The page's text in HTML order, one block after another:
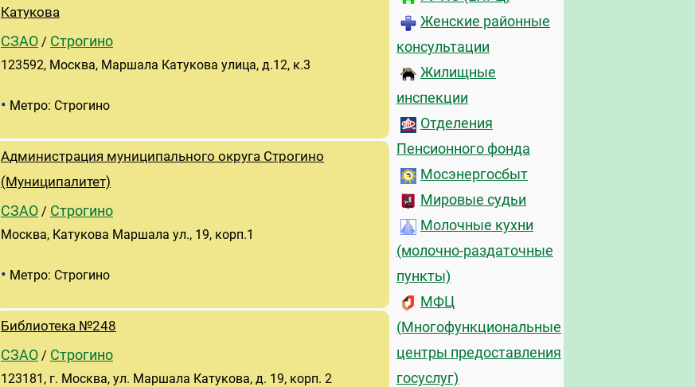
Катукова
СЗАО / Строгино
123592, Москва, Маршала Катукова улица, д.12, к.3
• Метро: Строгино
Администрация муниципального округа Строгино
(Муниципалитет)
СЗАО / Строгино
Москва, Катукова Маршала ул., 19, корп.1
• Метро: Строгино
Библиотека №248
СЗАО / Строгино
123181, г. Москва, ул. Маршала Катукова, д. 19, корп. 2
Женские районные
консультации
Жилищные
инспекции
Отделения
Пенсионного фонда
Мосэнергосбыт
Мировые судьи
Молочные кухни
(молочно-раздаточные
пункты)
МФЦ
(Многофункциональные
центры предоставления
госуслуг)